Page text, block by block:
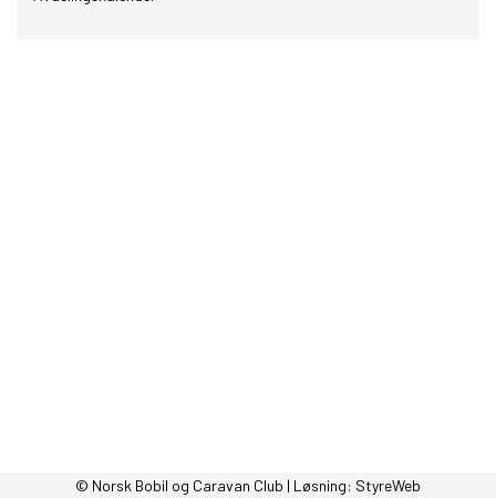
© Norsk Bobil og Caravan Club | Løsning: StyreWeb